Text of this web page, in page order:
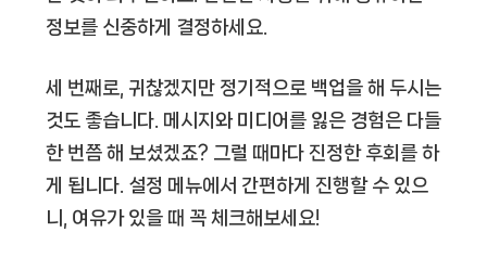
정보를 신중하게 결정하세요.
세 번째로, 귀찮겠지만 정기적으로 백업을 해 두시는
것도 좋습니다. 메시지와 미디어를 잃은 경험은 다들
한 번쯤 해 보셨겠죠? 그럴 때마다 진정한 후회를 하
게 됩니다. 설정 메뉴에서 간편하게 진행할 수 있으
니, 여유가 있을 때 꼭 체크해보세요!